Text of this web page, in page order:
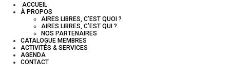
ACCUEIL
À PROPOS
AIRES LIBRES, C’EST QUOI ?
AIRES LIBRES, C’EST QUI ?
NOS PARTENAIRES
CATALOGUE MEMBRES
ACTIVITÉS & SERVICES
AGENDA
CONTACT